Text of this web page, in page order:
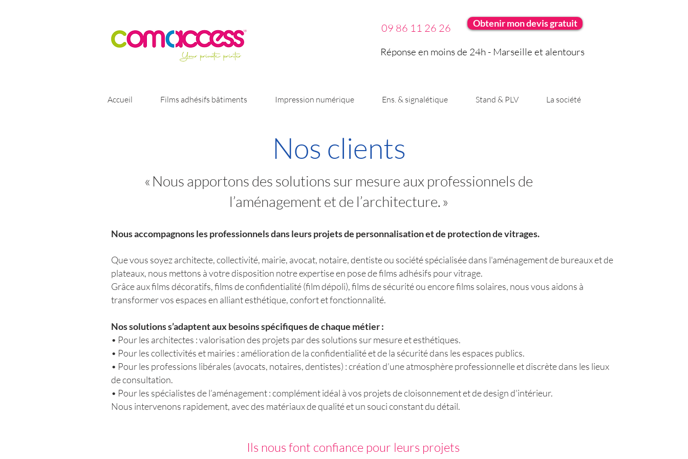
09 86 11 26 26 Obtenir mon devis gratuit
Réponse en moins de 24h - Marseille et alentours
Accueil Films adhésifs bâtiments Impression numérique Ens. & signalétique Stand & PLV La société
Nos clients
« Nous apportons des solutions sur mesure aux professionnels de
l’aménagement et de l’architecture. »
Nous accompagnons les professionnels dans leurs projets de personnalisation et de protection de vitrages.
Que vous soyez architecte, collectivité, mairie, avocat, notaire, dentiste ou société spécialisée dans l'aménagement de bureaux et de
plateaux, nous mettons à votre disposition notre expertise en pose de films adhésifs pour vitrage.
Grâce aux films décoratifs, films de confidentialité (film dépoli), films de sécurité ou encore films solaires, nous vous aidons à
transformer vos espaces en alliant esthétique, confort et fonctionnalité.
Nos solutions s’adaptent aux besoins spécifiques de chaque métier :
• Pour les architectes : valorisation des projets par des solutions sur mesure et esthétiques.
• Pour les collectivités et mairies : amélioration de la confidentialité et de la sécurité dans les espaces publics.
• Pour les professions libérales (avocats, notaires, dentistes) : création d’une atmosphère professionnelle et discrète dans les lieux
de consultation.
• Pour les spécialistes de l’aménagement : complément idéal à vos projets de cloisonnement et de design d'intérieur.
Nous intervenons rapidement, avec des matériaux de qualité et un souci constant du détail.
Ils nous font confiance pour leurs projets